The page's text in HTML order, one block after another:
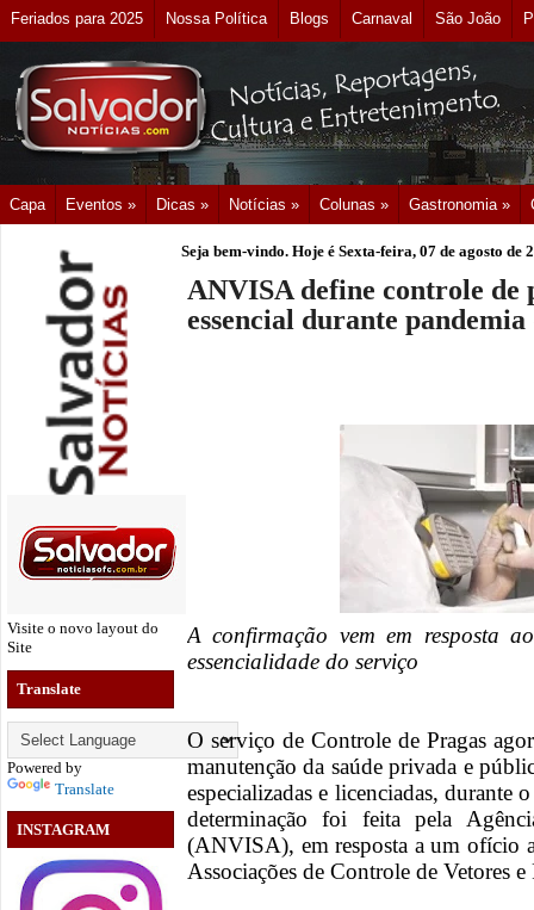
Feriados para 2025 Nossa Política Blogs Carnaval São João
Capa Eventos » Dicas » Notícias » Colunas » Gastronomia »
Visite o novo layout do
Site
Translate
Powered by
Translate
INSTAGRAM
Seja bem-vindo. Hoje é Sexta-feira, 07 de agosto de
ANVISA define controle de
essencial durante
A confirmação vem em resposta
essencialidade do serviço
O serviço de Controle de Pragas
manutenção da saúde privada e
especializadas e licenciadas,
determinação foi feita pela
(ANVISA), em resposta a um ofício
Associações de Controle de Vetores